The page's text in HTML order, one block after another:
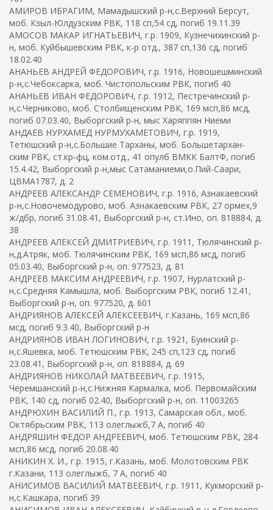
АМИРОВ ИБРАГИМ, Мамадышский р-н,с.Верхний Берсут,
моб. Кзыл-Юлдузским РВК, 118 сп,54 сд, погиб 19.11.39
АМОСОВ МАКАР ИГНАТЬЕВИЧ, г.р. 1909, Кузнечихинский р-
н, моб. Куйбышевским РВК, к-р отд., 387 сп,136 сд, погиб
18.02.40
АНАНЬЕВ АНДРЕЙ ФЕДОРОВИЧ, г.р. 1916, Новошешминский
р-н,с.Чебоксарка, моб. Чистопольским РВК, погиб 40
АНАНЬЕВ ИВАН ФЕДОРОВИЧ, г.р. 1912, Пестречинский р-
н,с.Черниково, моб. Столбищенским РВК, 169 мсп,86 мсд,
погиб 07.03.40, Выборгский р-н, мыс Харяппян Ниеми
АНДАЕВ НУРХАМЕД НУРМУХАМЕТОВИЧ, г.р. 1919,
Тетюшский р-н,с.Большие Тарханы, моб. Большетархан-
ским РВК, ст.кр-фц, ком.отд., 41 опулб ВМКК БалтФ, погиб
15.4.42, Выборгский р-н,мыс Сатаманиеми,о.Пий-Саари,
ЦВМА1787, д. 2
АНДРЕЕВ АЛЕКСАНДР СЕМЕНОВИЧ, г.р. 1916, Азнакаевский
р-н,с.Новочемодурово, моб. Азнакаевским РВК, 27 ормех,9
ж/дбр, погиб 31.08.41, Выборгский р-н, ст.Ино, оп. 818884, д.
38
АНДРЕЕВ АЛЕКСЕЙ ДМИТРИЕВИЧ, г.р. 1911, Тюлячинский р-
н,д.Атряк, моб. Тюлячинским РВК, 169 мсп,86 мсд, погиб
05.03.40, Выборгский р-н, оп. 977523, д. 81
АНДРЕЕВ МАКСИМ АНДРЕЕВИЧ, г.р. 1907, Нурлатский р-
н,с.Средняя Камышла, моб. Выборгским РВК, погиб 12.41,
Выборгский р-н, оп. 977520, д. 601
АНДРИЯНОВ АЛЕКСЕЙ АЛЕКСЕЕВИЧ, г.Казань, 169 мсп,86
мсд, погиб 9.3.40, Выборгский р-н
АНДРИЯНОВ ИВАН ЛОГИНОВИЧ, г.р. 1921, Буинский р-
н,с.Яшевка, моб. Тетюшским РВК, 245 сп,123 сд, погиб
23.08.41, Выборгский р-н, оп. 818884, д. 69
АНДРИЯНОВ НИКОЛАЙ МАТВЕЕВИЧ, г.р. 1915,
Черемшанский р-н,с.Нижняя Кармалка, моб. Первомайским
РВК, 140 сд, погиб 02.40, Выборгский р-н, оп. 11003265
АНДРЮХИН ВАСИЛИЙ П., г.р. 1913, Самарская обл., моб.
Октябрьским РВК, 113 олеглыжб,7 А, погиб 40
АНДРЯШИН ФЕДОР АНДРЕЕВИЧ, моб. Тетюшским РВК, 284
мсп,86 мсд, погиб 20.08.40
АНИКИН Х. И., г.р. 1915, г.Казань, моб. Молотовским РВК
г.Казани, 113 олеглыжб, 7 А, погиб 40
АНИСИМОВ ВАСИЛИЙ МАТВЕЕВИЧ, г.р. 1911, Кукморский р-
н,с.Кашкара, погиб 39